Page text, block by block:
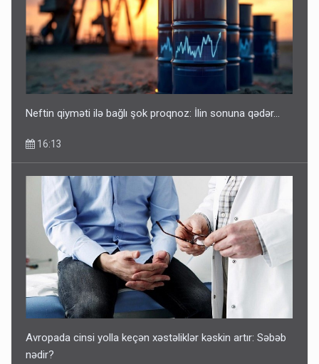
Neftin qiyməti ilə bağlı şok proqnoz: İlin sonuna qədər...
16:13
Avropada cinsi yolla keçən xəstəliklər kəskin artır: Səbəb
nədir?